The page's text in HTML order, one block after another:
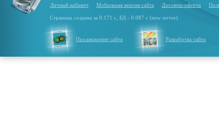
Личный кабинет Мобильная версия сайта Договор-оферта
Страница создана за 0.171 с, БД - 0.087 с (new server)
Продвижение сайта Разработка сайта